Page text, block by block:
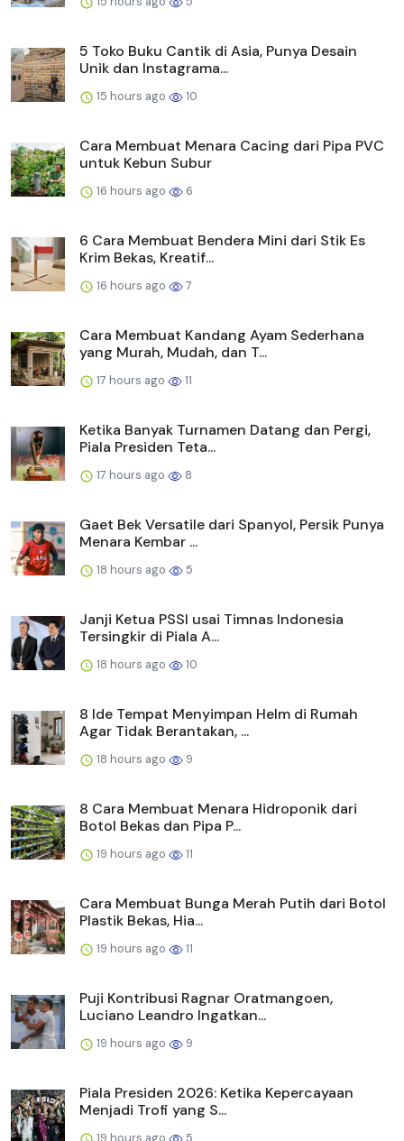
5 Toko Buku Cantik di Asia, Punya Desain
Unik dan Instagrama...
15 hours ago 10
Cara Membuat Menara Cacing dari Pipa PVC
untuk Kebun Subur
16 hours ago 6
6 Cara Membuat Bendera Mini dari Stik Es
Krim Bekas, Kreatif...
16 hours ago 7
Cara Membuat Kandang Ayam Sederhana
yang Murah, Mudah, dan T...
17 hours ago 11
Ketika Banyak Turnamen Datang dan Pergi,
Piala Presiden Teta...
17 hours ago 8
Gaet Bek Versatile dari Spanyol, Persik Punya
Menara Kembar ...
18 hours ago 5
Janji Ketua PSSI usai Timnas Indonesia
Tersingkir di Piala A...
18 hours ago 10
8 Ide Tempat Menyimpan Helm di Rumah
Agar Tidak Berantakan, ...
18 hours ago 9
8 Cara Membuat Menara Hidroponik dari
Botol Bekas dan Pipa P...
19 hours ago 11
Cara Membuat Bunga Merah Putih dari Botol
Plastik Bekas, Hia...
19 hours ago 11
Puji Kontribusi Ragnar Oratmangoen,
Luciano Leandro Ingatkan...
19 hours ago 9
Piala Presiden 2026: Ketika Kepercayaan
Menjadi Trofi yang S...
19 hours ago 5